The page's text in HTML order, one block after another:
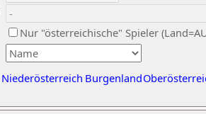
Nur "österreichische" Spieler
Niederösterreich Burgenland